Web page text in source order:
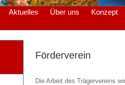
Aktuelles Über uns Konzept
Förderverein
Die Arbeit des Trägervereins